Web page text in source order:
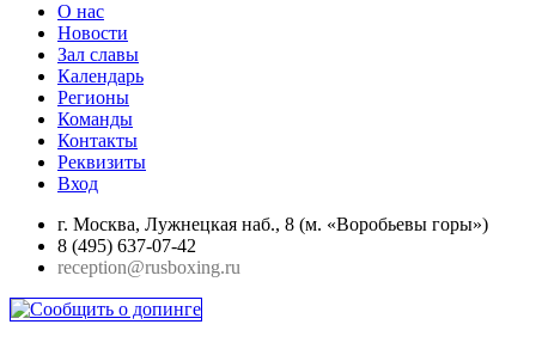
О нас
Новости
Зал славы
Календарь
Регионы
Команды
Контакты
Реквизиты
Вход
г. Москва, Лужнецкая наб., 8 (м. «Воробьевы горы»)
8 (495) 637-07-42
reception@rusboxing.ru